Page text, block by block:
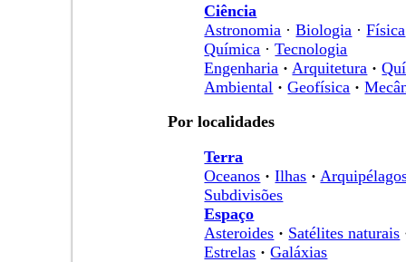
Ciência
Astronomia ·Biologia ·Física
Química ·Tecnologia
Engenharia · Arquitetura ·
Ambiental · Geofísica ·
Por localidades
Terra
Oceanos · Ilhas ·
Subdivisões
Espaço
Asteroides · Satélites naturais
Estrelas · Galáxias